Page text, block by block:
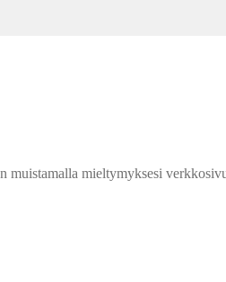
muistamalla mieltymyksesi